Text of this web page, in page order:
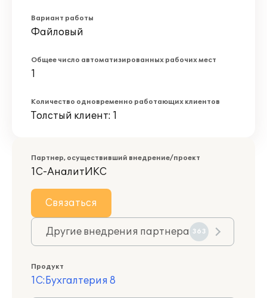
Вариант работы
Файловый
Общее число автоматизированных рабочих мест
1
Количество одновременно работающих клиентов
Толстый клиент: 1
Партнер, осуществивший внедрение/проект
1С-АналитИКС
Связаться
Другие внедрения партнера 363
Продукт
1С:Бухгалтерия 8